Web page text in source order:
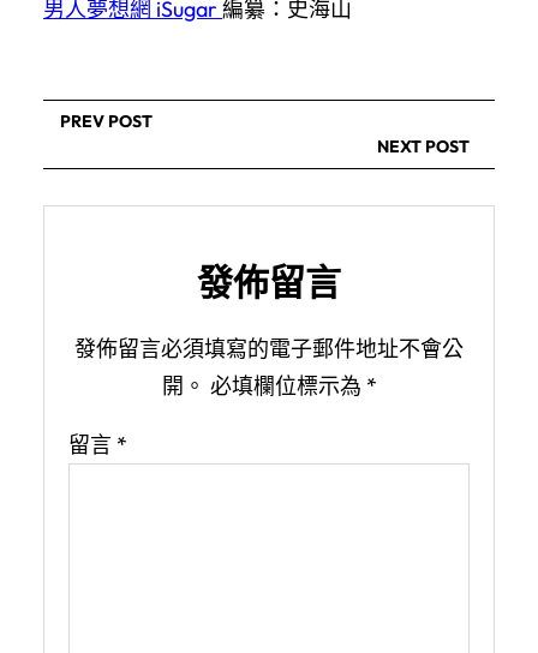
男人夢想網 iSugar 編纂：史海山
PREV POST
NEXT POST
發佈留言
發佈留言必須填寫的電子郵件地址不會公
開。 必填欄位標示為 *
留言 *